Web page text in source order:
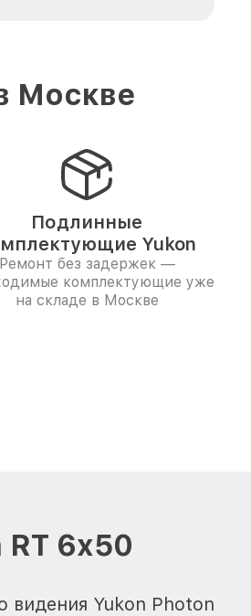
Москве
Подлинные
Yukon
Ремонт без задержек —
комплектующие уже
на складе в Москве
6x50
видения Yukon Photon